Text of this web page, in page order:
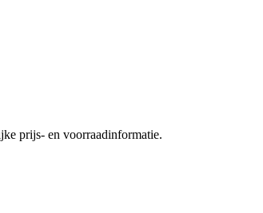
prijs- en voorraadinformatie.